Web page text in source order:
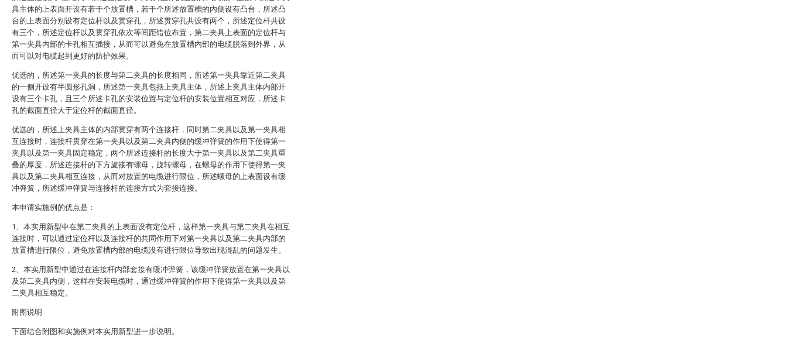
具主体的上表面开设有若干个放置槽，若干个所述放置槽的内侧设有凸台，所述凸
台的上表面分别设有定位杆以及贯穿孔，所述贯穿孔共设有两个，所述定位杆共设
有三个，所述定位杆以及贯穿孔依次等间距错位布置，第二夹具上表面的定位杆与
第一夹具内部的卡孔相互插接，从而可以避免在放置槽内部的电缆脱落到外界，从
而可以对电缆起到更好的防护效果。
优选的，所述第一夹具的长度与第二夹具的长度相同，所述第一夹具靠近第二夹具
的一侧开设有半圆形孔洞，所述第一夹具包括上夹具主体，所述上夹具主体内部开
设有三个卡孔，且三个所述卡孔的安装位置与定位杆的安装位置相互对应，所述卡
孔的截面直径大于定位杆的截面直径。
优选的，所述上夹具主体的内部贯穿有两个连接杆，同时第二夹具以及第一夹具相
互连接时，连接杆贯穿在第一夹具以及第二夹具内侧的缓冲弹簧的作用下使得第一
夹具以及第一夹具固定稳定，两个所述连接杆的长度大于第一夹具以及第二夹具重
叠的厚度，所述连接杆的下方旋接有螺母，旋转螺母，在螺母的作用下使得第一夹
具以及第二夹具相互连接，从而对放置的电缆进行限位，所述螺母的上表面设有缓
冲弹簧，所述缓冲弹簧与连接杆的连接方式为套接连接。
本申请实施例的优点是：
1、本实用新型中在第二夹具的上表面设有定位杆，这样第一夹具与第二夹具在相互
连接时，可以通过定位杆以及连接杆的共同作用下对第一夹具以及第二夹具内部的
放置槽进行限位，避免放置槽内部的电缆没有进行限位导致出现混乱的问题发生。
2、本实用新型中通过在连接杆内部套接有缓冲弹簧，该缓冲弹簧放置在第一夹具以
及第二夹具内侧，这样在安装电缆时，通过缓冲弹簧的作用下使得第一夹具以及第
二夹具相互稳定。
附图说明
下面结合附图和实施例对本实用新型进一步说明。